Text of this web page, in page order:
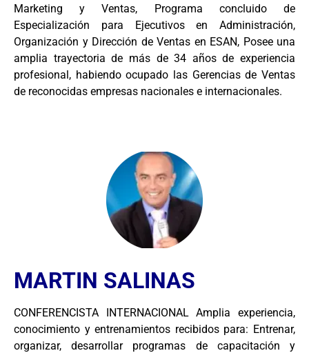
Marketing y Ventas, Programa concluido de
Especialización para Ejecutivos en Administración,
Organización y Dirección de Ventas en ESAN, Posee una
amplia trayectoria de más de 34 años de experiencia
profesional, habiendo ocupado las Gerencias de Ventas
de reconocidas empresas nacionales e internacionales.
MARTIN SALINAS
CONFERENCISTA INTERNACIONAL Amplia experiencia,
conocimiento y entrenamientos recibidos para: Entrenar,
organizar, desarrollar programas de capacitación y